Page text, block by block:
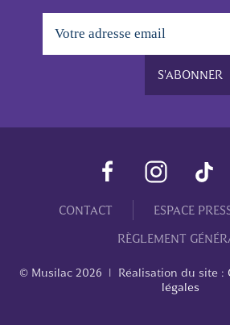
CONTACT ESPACE
RÈGLEMENT
© Musilac 2026 | Réalisation du site :
légales